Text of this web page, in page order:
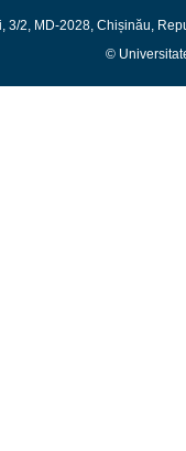
3/2, MD-2028, Chișinău,
©